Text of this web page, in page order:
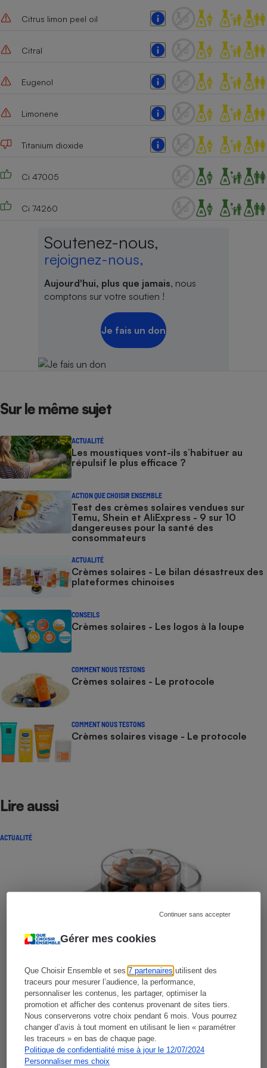
Gérer mes cookies
Que Choisir Ensemble et ses7 partenaires utilisent des
traceurs pour mesurer l’audience, la performance,
personnaliser les contenus, les partager, optimiser la
promotion et afficher des contenus provenant de sites tiers.
Nous conserverons votre choix pendant 6 mois. Vous pourrez
changer d’avis à tout moment en utilisant le lien « paramétrer
les traceurs » en bas de chaque page.
Politique de confidentialité mise à jour le 12/07/2024
Personnaliser mes choix
Continuer sans accepter
Citrus limon peel oil
Citral
Eugenol
Limonene
Titanium dioxide
Ci 47005
Ci 74260
Soutenez-nous,
rejoignez-nous,
Aujourd'hui, plus que jamais, nous
comptons sur votre soutien !
Je fais un don
Sur le même sujet
ACTUALITÉ
Les moustiques vont-ils s’habituer au
répulsif le plus efficace ?
ACTION QUE CHOISIR ENSEMBLE
Test des crèmes solaires vendues sur
Temu, Shein et AliExpress - 9 sur 10
dangereuses pour la santé des
consommateurs
ACTUALITÉ
Crèmes solaires - Le bilan désastreux des
plateformes chinoises
CONSEILS
Crèmes solaires - Les logos à la loupe
COMMENT NOUS TESTONS
Crèmes solaires - Le protocole
COMMENT NOUS TESTONS
Crèmes solaires visage - Le protocole
Lire aussi
ACTUALITÉ